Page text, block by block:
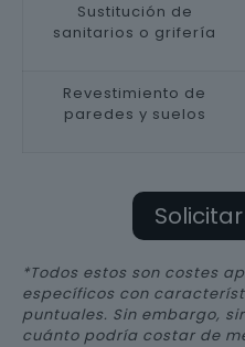
Sustitución de
sanitarios o grifería
Revestimiento de
paredes y suelos
*Todos estos son costes
específicos con
puntuales. Sin embargo,
cuánto podría costar de